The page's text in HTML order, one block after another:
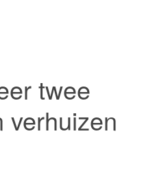
twee
verhuizen